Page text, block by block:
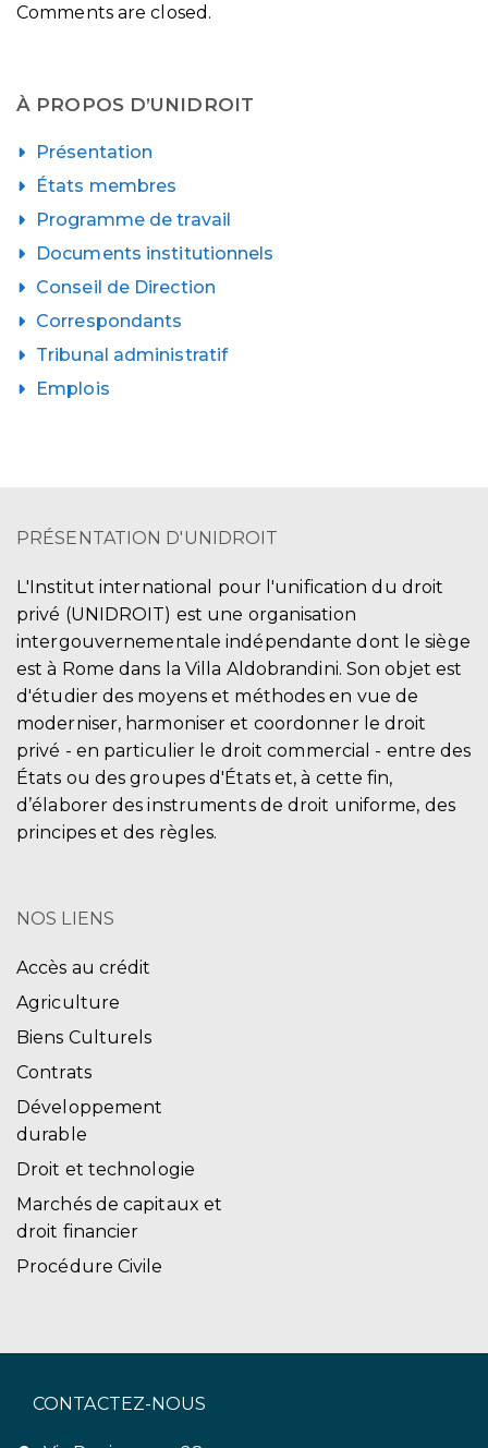
Comments are closed.
À PROPOS D’UNIDROIT
Présentation
États membres
Programme de travail
Documents institutionnels
Conseil de Direction
Correspondants
Tribunal administratif
Emplois
PRÉSENTATION D'UNIDROIT
L'Institut international pour l'unification du droit
privé (UNIDROIT) est une organisation
intergouvernementale indépendante dont le siège
est à Rome dans la Villa Aldobrandini. Son objet est
d'étudier des moyens et méthodes en vue de
moderniser, harmoniser et coordonner le droit
privé - en particulier le droit commercial - entre des
États ou des groupes d'États et, à cette fin,
d’élaborer des instruments de droit uniforme, des
principes et des règles.
NOS LIENS
Accès au crédit
Agriculture
Biens Culturels
Contrats
Développement
durable
Droit et technologie
Marchés de capitaux et
droit financier
Procédure Civile
CONTACTEZ-NOUS